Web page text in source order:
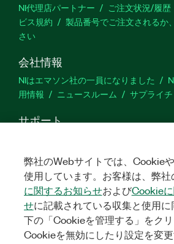
NI代理店パートナー ご注文状況/履歴
ビス規約
製品番号でご注文されるか
さい
会社情報
NIはエマソン社の一員になりました
用情報
ニュースルーム サプライ
サポート
するご意見
弊社のWebサイトでは、Cookie
使用しています。お客様は、弊社
に関するお知らせおよびCookie
せに記載されている収集と使用に
下の「Cookieを管理する」をク
Cookieを無効にしたり設定を変